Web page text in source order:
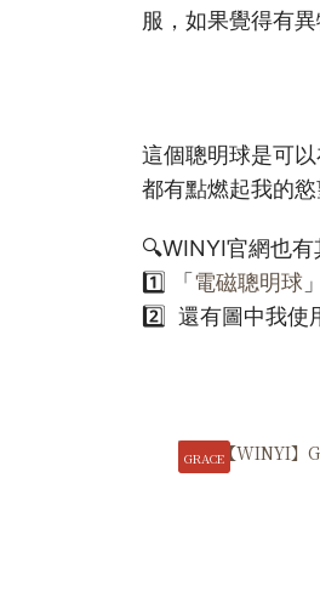
服，如果覺得有
這個聰明球是可
都有點燃起我的慾
🔍WINYI官網也有
1️⃣
「電磁聰明球
2️⃣ 還有圖中我使
GRACE